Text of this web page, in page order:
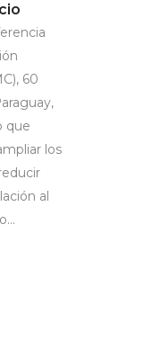
60
que
los
al